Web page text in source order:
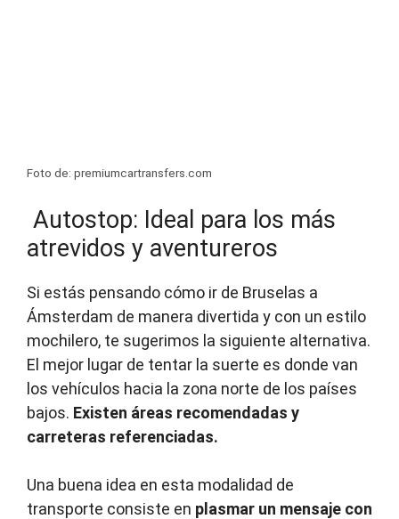
Foto de: premiumcartransfers.com
Autostop: Ideal para los más
atrevidos y aventureros
Si estás pensando cómo ir de Bruselas a
Ámsterdam de manera divertida y con un estilo
mochilero, te sugerimos la siguiente alternativa.
El mejor lugar de tentar la suerte es donde van
los vehículos hacia la zona norte de los países
bajos. Existen áreas recomendadas y
carreteras referenciadas.
Una buena idea en esta modalidad de
transporte consiste en plasmar un mensaje con